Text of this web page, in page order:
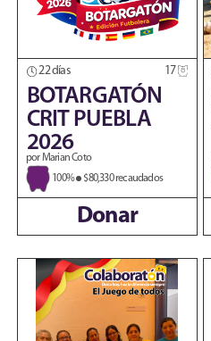
22 días 17
BOTARGATÓN
CRIT PUEBLA
2026
por Marian Coto
100%
$80,330 recaudados
Donar